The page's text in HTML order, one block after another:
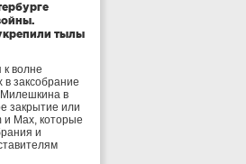
тылы
к волне
заксобрание
Милешкина в
закрытие или
и Max, которые
и